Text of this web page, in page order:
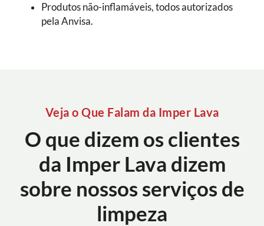
Produtos não-inflamáveis, todos autorizados
pela Anvisa.
Veja o Que Falam da Imper Lava
O que dizem os clientes
da Imper Lava dizem
sobre nossos serviços de
limpeza